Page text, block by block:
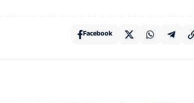
Facebook